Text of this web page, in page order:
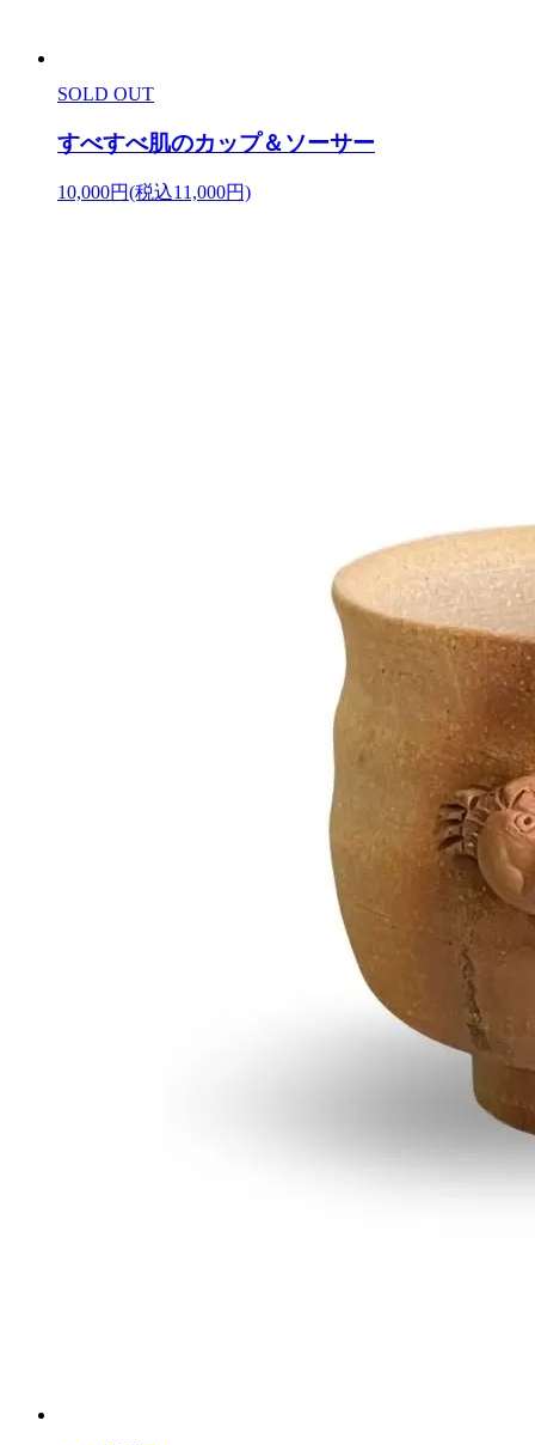
SOLD OUT
すべすべ肌のカップ＆ソーサー
10,000円(税込11,000円)